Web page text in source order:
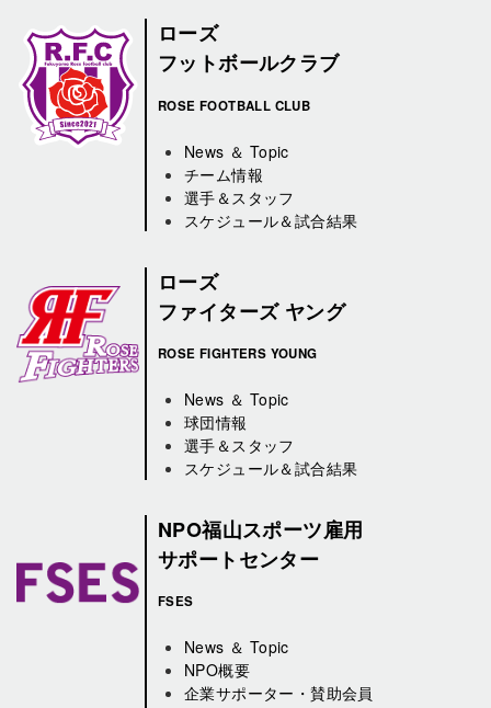
ローズ
フットボールクラブ
ROSE FOOTBALL CLUB
News ＆ Topic
チーム情報
選手＆スタッフ
スケジュール＆試合結果
ローズ
ファイターズ ヤング
ROSE FIGHTERS YOUNG
News ＆ Topic
球団情報
選手＆スタッフ
スケジュール＆試合結果
NPO福山スポーツ雇用
サポートセンター
FSES
News ＆ Topic
NPO概要
企業サポーター・賛助会員